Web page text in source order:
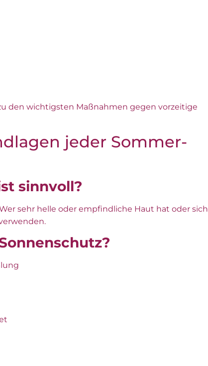
den wichtigsten Maßnahmen gegen vorzeitige
jeder Sommer-
sinnvoll?
sehr helle oder empfindliche Haut hat oder sich